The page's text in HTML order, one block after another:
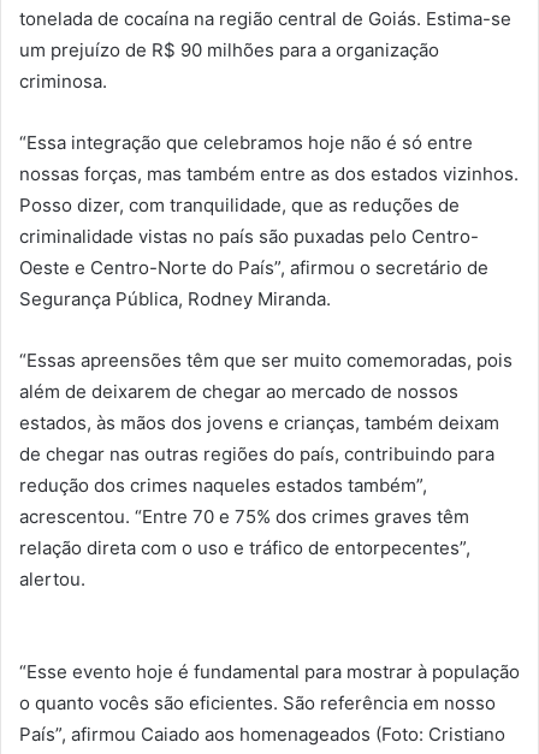
tonelada de cocaína na região central de Goiás. Estima-se
um prejuízo de R$ 90 milhões para a organização
criminosa.
“Essa integração que celebramos hoje não é só entre
nossas forças, mas também entre as dos estados vizinhos.
Posso dizer, com tranquilidade, que as reduções de
criminalidade vistas no país são puxadas pelo Centro-
Oeste e Centro-Norte do País”, afirmou o secretário de
Segurança Pública, Rodney Miranda.
“Essas apreensões têm que ser muito comemoradas, pois
além de deixarem de chegar ao mercado de nossos
estados, às mãos dos jovens e crianças, também deixam
de chegar nas outras regiões do país, contribuindo para
redução dos crimes naqueles estados também”,
acrescentou. “Entre 70 e 75% dos crimes graves têm
relação direta com o uso e tráfico de entorpecentes”,
alertou.
“Esse evento hoje é fundamental para mostrar à população
o quanto vocês são eficientes. São referência em nosso
País”, afirmou Caiado aos homenageados (Foto: Cristiano